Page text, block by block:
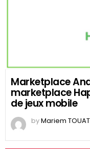
Marketplace
marketplace
de jeux mobile
byMariem